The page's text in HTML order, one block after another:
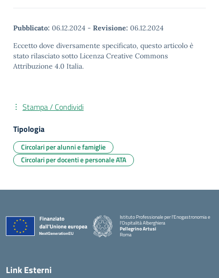
Pubblicato: 06.12.2024 - Revisione: 06.12.2024
Eccetto dove diversamente specificato, questo articolo è
stato rilasciato sotto Licenza Creative Commons
Attribuzione 4.0 Italia.
Stampa / Condividi
Tipologia
Circolari per alunni e famiglie
Circolari per docenti e personale ATA
Istituto Professionale per l'Enogastronomia e
l'Ospitalità Alberghiera
Pellegrino Artusi
Roma
Link Esterni